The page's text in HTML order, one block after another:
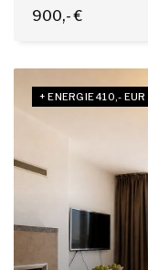
Dvořákovo
900,- €
+ ENERGIE 410,- EUR